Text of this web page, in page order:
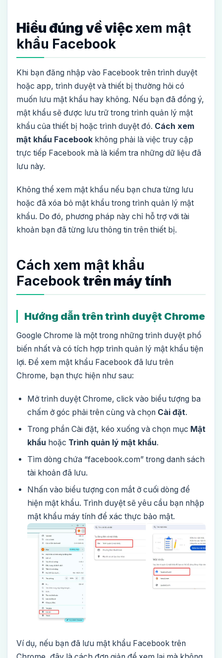
Hiểu đúng về việcxem mật
khẩu Facebook
Khi bạn đăng nhập vào Facebook trên trình duyệt
hoặc app, trình duyệt và thiết bị thường hỏi có
muốn lưu mật khẩu hay không. Nếu bạn đã đồng ý,
mật khẩu sẽ được lưu trữ trong trình quản lý mật
khẩu của thiết bị hoặc trình duyệt đó. Cách xem
mật khẩu Facebook không phải là việc truy cập
trực tiếp Facebook mà là kiểm tra những dữ liệu đã
lưu này.
Không thể xem mật khẩu nếu bạn chưa từng lưu
hoặc đã xóa bỏ mật khẩu trong trình quản lý mật
khẩu. Do đó, phương pháp này chỉ hỗ trợ với tài
khoản bạn đã từng lưu thông tin trên thiết bị.
Cách xem mật khẩu
Facebooktrên máy tính
Hướng dẫn trên trình duyệt Chrome
Google Chrome là một trong những trình duyệt phổ
biến nhất và có tích hợp trình quản lý mật khẩu tiện
lợi. Để xem mật khẩu Facebook đã lưu trên
Chrome, bạn thực hiện như sau:
Mở trình duyệt Chrome, click vào biểu tượng ba
chấm ở góc phải trên cùng và chọn Cài đặt.
Trong phần Cài đặt, kéo xuống và chọn mục Mật
khẩu hoặc Trình quản lý mật khẩu.
Tìm dòng chứa “facebook.com” trong danh sách
tài khoản đã lưu.
Nhấn vào biểu tượng con mắt ở cuối dòng để
hiện mật khẩu. Trình duyệt sẽ yêu cầu bạn nhập
mật khẩu máy tính để xác thực bảo mật.
Ví dụ, nếu bạn đã lưu mật khẩu Facebook trên